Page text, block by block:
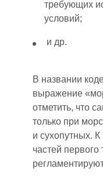
требующих
условий;
и др.
В названии
выражение
отметить, что
только при
и сухопутных.
частей первого